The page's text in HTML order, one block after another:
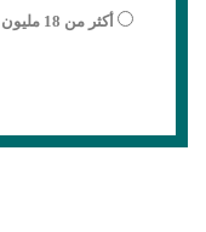
أكثر من 18 مليون سائح